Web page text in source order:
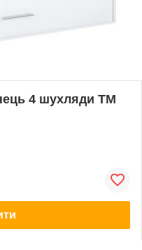
4 шухляди ТМ